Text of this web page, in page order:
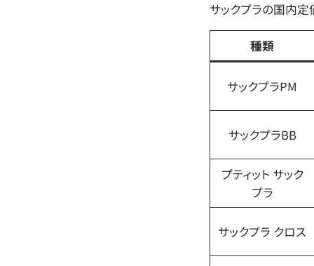
サックプラの国内定
種類
サックプラPM
サックプラBB
プティット サック
プラ
サックプラ クロス